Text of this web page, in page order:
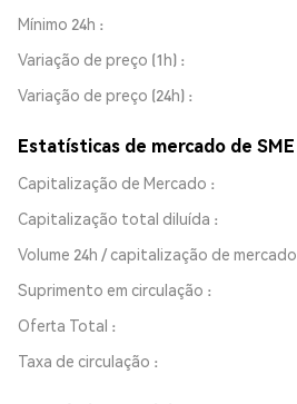
Mínimo 24h
Variação de preço (1h)
Variação de preço (24h)
Estatísticas de mercado de SME
Capitalização de Mercado
Capitalização total diluída
Volume 24h / capitalização de mercado
Suprimento em circulação
Oferta Total
Taxa de circulação